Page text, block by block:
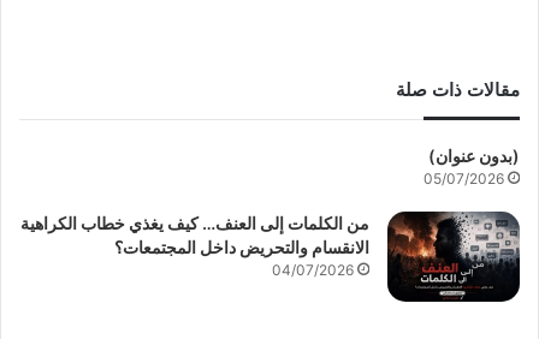
مقالات ذات صلة
(بدون عنوان)
05/07/2026
من الكلمات إلى العنف… كيف يغذي خطاب الكراهية
الانقسام والتحريض داخل المجتمعات؟
04/07/2026